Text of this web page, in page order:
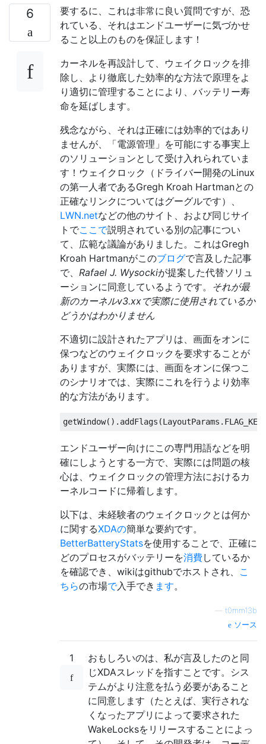
6
要するに、これは非常に良い質問ですが、恐
れている、それはエンドユーザーに気づかせ
ること以上のものを保証します！
カーネルを再設計して、ウェイクロックを排
除し、より徹底した効率的な方法で原理をよ
り適切に管理することにより、バッテリー寿
命を延ばします。
残念ながら、それは正確には効率的ではあり
ませんが、「電源管理」を可能にする事実上
のソリューションとして受け入れられていま
す！ウェイクロック（ドライバー開発のLinux
の第一人者であるGregh Kroah Hartmanとの
正確なリンクについてはグーグルです）、
LWN.netなどの他のサイト、および同じサイ
トでここで説明されている別の記事につい
て、広範な議論がありました。これはGregh
Kroah Hartmanがこのブログで言及した記事
で、 Rafael J. Wysockiが提案した代替ソリュ
ーションに同意しているようです。 それが最
新のカーネルv3.xxで実際に使用されているか
どうかはわかりません
不適切に設計されたアプリは、画面をオンに
保つなどのウェイクロックを要求することが
ありますが、実際には、画面をオンに保つこ
のシナリオでは、実際にこれを行うより効率
的な方法があります。
エンドユーザー向けにこの専門用語などを明
確にしようとする一方で、実際には問題の核
心は、ウェイクロックの管理方法におけるカ
ーネルコードに帰着します。
以下は、未経験者のウェイクロックとは何か
に関するXDAの簡単な要約です。
BetterBatteryStatsを使用することで、正確に
どのプロセスがバッテリーを消費しているか
を確認でき、wikiはgithubでホストされ、 こ
ちらの市場で入手でき ます。
t0mm13b
ソース
1
おもしろいのは、私が言及したのと同
じXDAスレッドを指すことです。シス
テムがより注意を払う必要があること
に同意します（たとえば、実行されな
くなったアプリによって要求された
WakeLocksをリリースすることによっ